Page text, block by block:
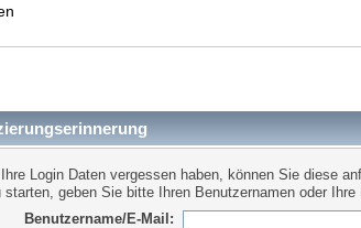
Login Daten vergessen haben, können Sie diese
starten, geben Sie bitte Ihren Benutzernamen oder Ihre
Benutzername/E-Mail: